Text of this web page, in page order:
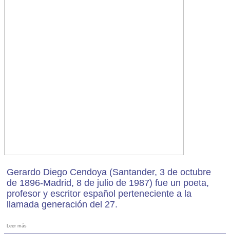
Gerardo Diego Cendoya (Santander, 3 de octubre
de 1896-Madrid, 8 de julio de 1987) fue un poeta,
profesor y escritor español perteneciente a la
llamada generación del 27.
Leer más